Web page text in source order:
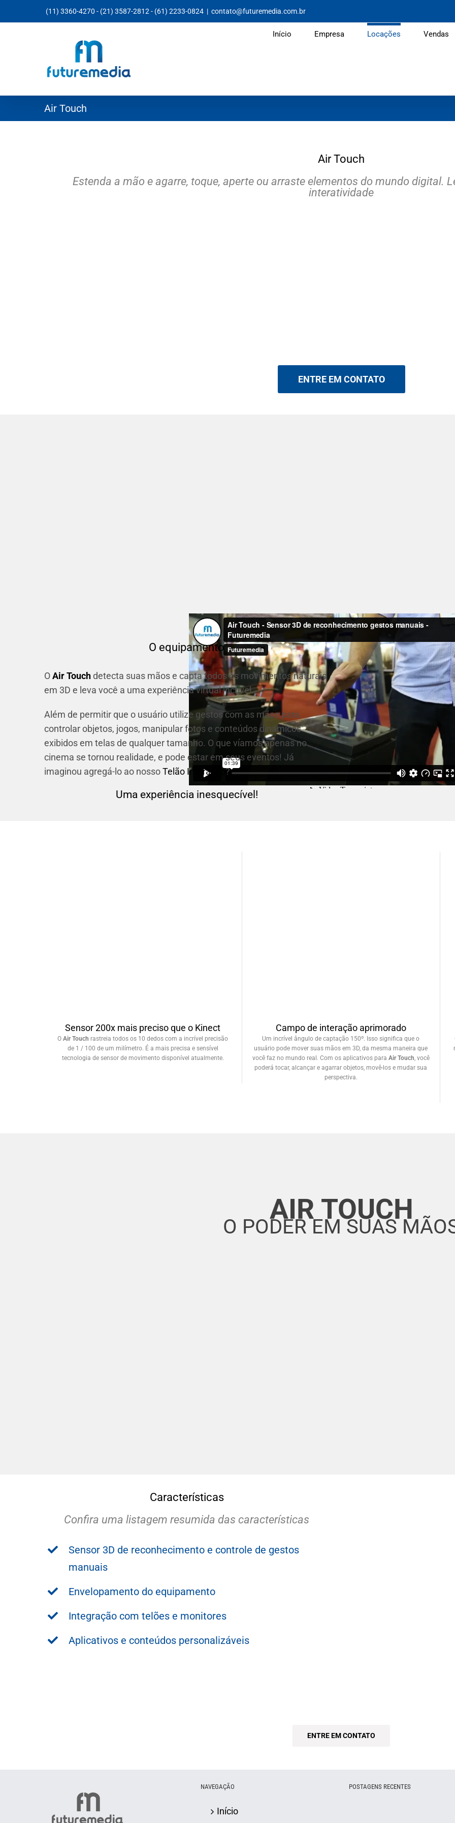
para
(11) 3360-4270 - (21) 3587-2812 - (61) 2233-0824 | contato@futuremedia.com.br
Início Empresa Locações Vendas
Air Touch
Air Touch
Estenda a mão e agarre, toque, aperte ou arraste elementos do mundo digital.
interatividade
ENTRE EM CONTATO
O equipamento
OAir Touchdetecta suas mãos e capta todos os movimentos naturais
em 3D e leva você a uma experiência virtual incrível.
Além de permitir que o usuário utilize gestos com as mãos para
controlar objetos, jogos, manipular fotos e conteúdos dinâmicos
exibidos em telas de qualquer tamanho. O que víamos apenas no
cinema se tornou realidade, e pode estar em seus eventos! Já
imaginou agregá-lo ao nossoTelão Interativo?
Uma experiência inesquecível!
Sensor 200x mais preciso que o Kinect
OAir Touch rastreia todos os 10 dedos com a incrível precisão
de 1 / 100 de um milímetro. É a mais precisa e sensível
tecnologia de sensor de movimento disponível atualmente.
Campo de interação aprimorado
Um incrível ângulo de captação 150º. Isso significa que o
usuário pode mover suas mãos em 3D, da mesma maneira que
você faz no mundo real. Com os aplicativos para Air Touch , você
poderá tocar, alcançar e agarrar objetos, movê-los e mudar sua
perspectiva.
AIR TOUCH
O PODER EM SUAS
Características
Confira uma listagem resumida das características
Sensor 3D de reconhecimento e controle de gestos
manuais
Envelopamento do equipamento
Integração com telões e monitores
Aplicativos e conteúdos personalizáveis
ENTRE EM CONTATO
NAVEGAÇÃO
Início
POSTAGENS RECENTES